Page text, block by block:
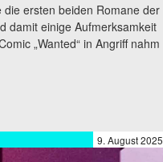
die ersten beiden Romane der
damit einige Aufmerksamkeit
„Wanted“ in Angriff nahm
9. August 2025